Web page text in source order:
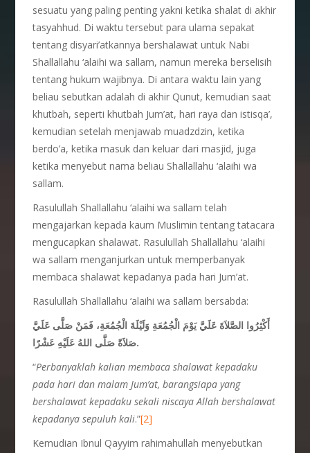
sesuatu yang paling penting yakni ketika shalat di akhir
tasyahhud. Di waktu tersebut para ulama sepakat
tentang disyari’atkannya bershalawat untuk Nabi
Shallallahu ‘alaihi wa sallam, namun mereka berselisih
tentang hukum wajibnya. Di antara waktu lain yang
beliau sebutkan adalah di akhir Qunut, kemudian saat
khutbah, seperti khutbah Jum’at, hari raya dan istisqa’,
kemudian setelah menjawab muadzdzin, ketika
berdo’a, ketika masuk dan keluar dari masjid, juga
ketika menyebut nama beliau Shallallahu ‘alaihi wa
sallam.
Rasulullah Shallallahu ‘alaihi wa sallam telah
mengajarkan kepada kaum Muslimin tentang tatacara
mengucapkan shalawat. Rasulullah Shallallahu ‘alaihi
wa sallam menganjurkan untuk memperbanyak
membaca shalawat kepadanya pada hari Jum’at.
Rasulullah Shallallahu ‘alaihi wa sallam bersabda:
أَكْثِرُوا الصَّلاَةَ عَلَيَّ يَوْمَ الْجُمُعَةِ وَلَيْلَةَ الْجُمُعَةِ، فَمَنْ صَلَّى عَلَيَّ
صَلاَةً صَلَّى اللهُ عَلَيْهِ عَشْرًا.
“Perbanyaklah kalian membaca shalawat kepadaku
pada hari dan malam Jum’at, barangsiapa yang
bershalawat kepadaku sekali niscaya Allah bershalawat
kepadanya sepuluh kali.”[2]
Kemudian Ibnul Qayyim rahimahullah menyebutkan